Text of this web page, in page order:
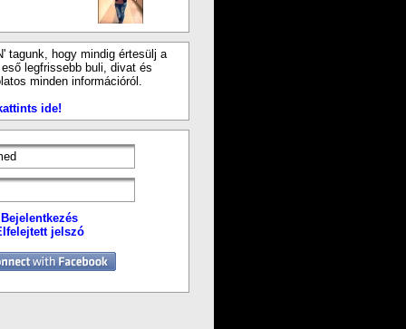
tagunk, hogy mindig értesülj a
legfrissebb buli, divat és
minden információról.
ide!
Bejelentkezés
jelszó